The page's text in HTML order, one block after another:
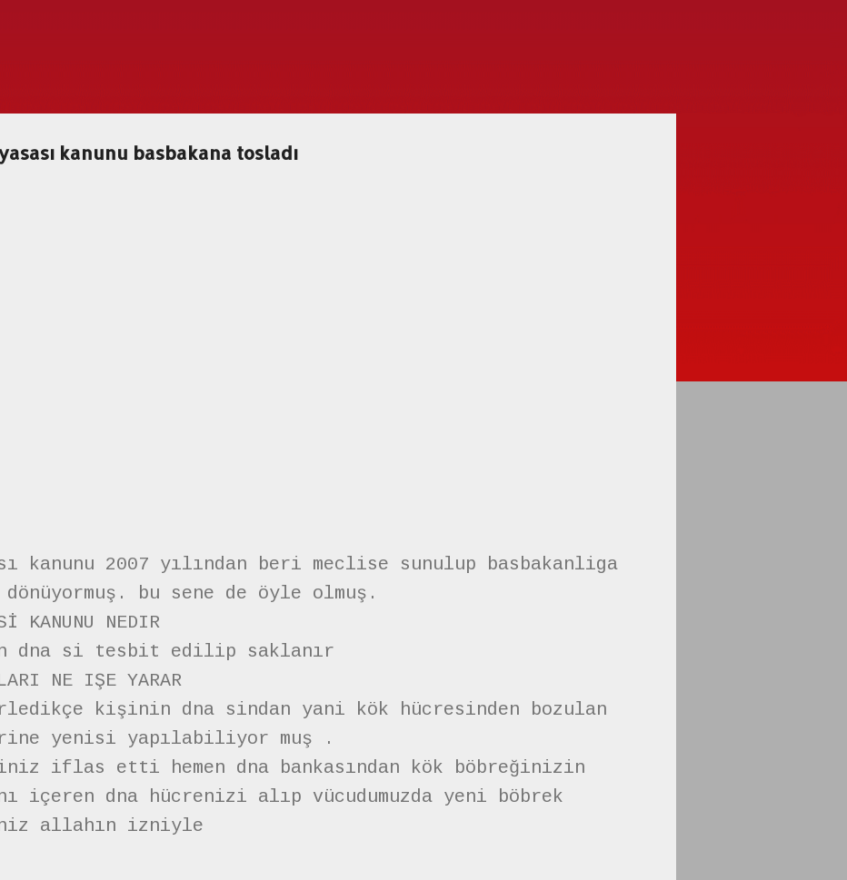
kanunu basbakana tosladı
kanunu 2007 yılından beri meclise sunulup basbakanliga
bu sene de öyle olmuş.
KANUNU NEDIR
dna si tesbit edilip saklanır
NE IŞE YARAR
kişinin dna sindan yani kök hücresinden bozulan
yenisi yapılabiliyor muş .
iflas etti hemen dna bankasından kök böbreğinizin
içeren dna hücrenizi alıp vücudumuzda yeni böbrek
allahın izniyle